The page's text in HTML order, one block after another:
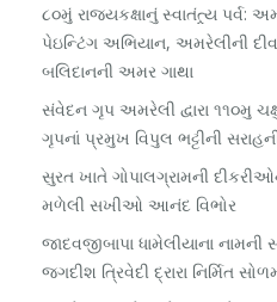
૮૦મું રાજ્યકક્ષાનું સ્વાતંત્ર્ય પર્વ:
પેઇન્ટિંગ અભિયાન, અમરેલીની
બલિદાનની અમર ગાથા
સંવેદન ગૃપ અમરેલી દ્વારા ૧૧૦મુ
ગૃપનાં પ્રમુખ વિપુલ ભટ્ટીની
સુરત ખાતે ગોપાલગ્રામની
મળેલી સખીઓ આનંદ વિભોર
જાદવજીબાપા ધામેલીયાના નામની
જગદીશ ત્રિવેદી દ્રારા નિર્મિત